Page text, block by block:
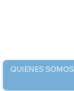
QUIENES SOMOS